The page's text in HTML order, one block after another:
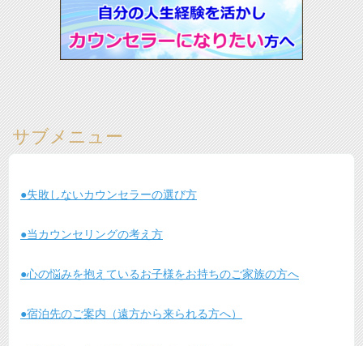
サブメニュー
●失敗しないカウンセラーの選び方
●当カウンセリングの考え方
●心の悩みを抱えているお子様をお持ちのご家族の方へ
●宿泊先のご案内（遠方から来られる方へ）